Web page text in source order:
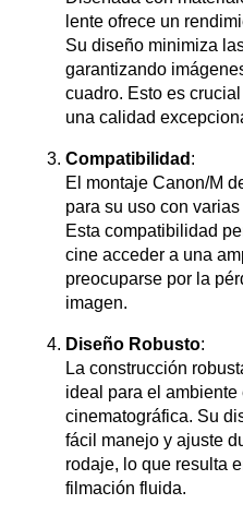
lente ofrece un
Su diseño minimiza
garantizando
cuadro. Esto es
una calidad
Compatibilidad :
El montaje Canon/M
para su uso con
Esta compatibilidad
cine acceder a una
preocuparse por la
imagen.
Diseño Robusto:
La construcción
ideal para el
cinematográfica. Su
fácil manejo y ajuste
rodaje, lo que resulta
filmación fluida.